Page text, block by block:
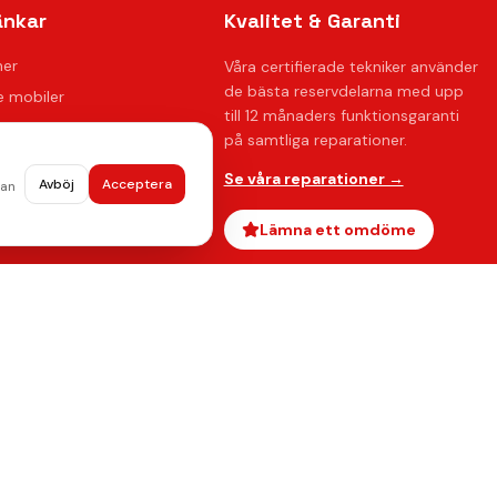
mobiler
Kvalitet & Garanti
Våra certifierade tekniker använder
de bästa reservdelarna med upp
till 12 månaders funktionsgaranti
på samtliga reparationer.
Se våra reparationer →
Lämna ett omdöme
Avböj Acceptera